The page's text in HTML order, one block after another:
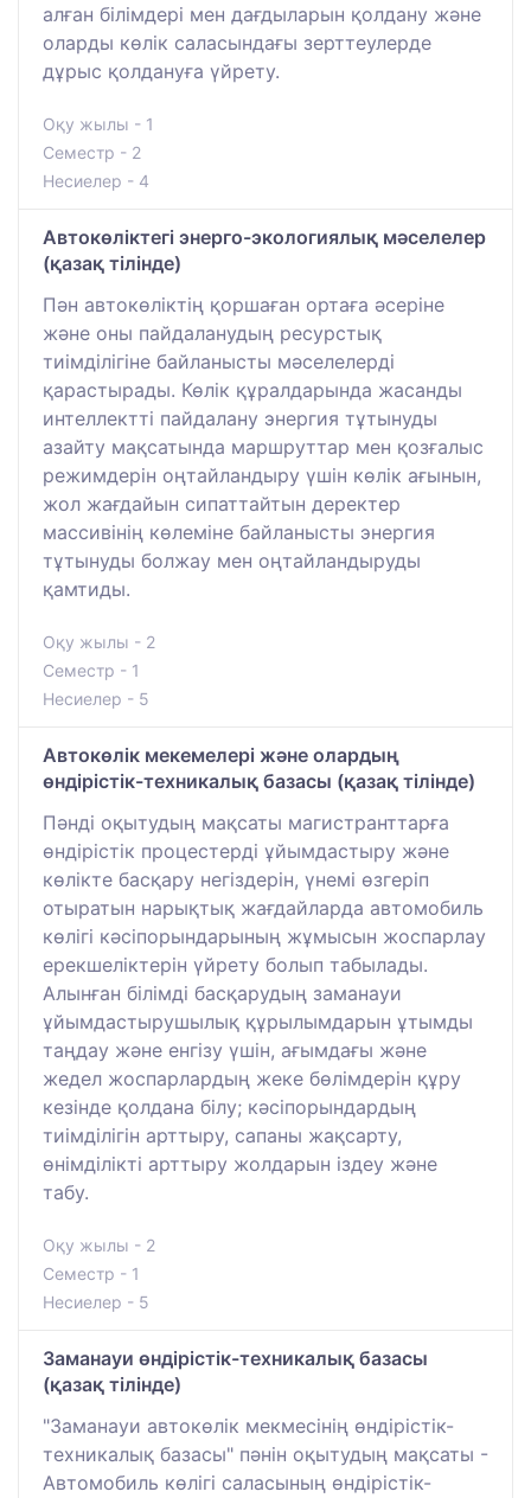
алған білімдері мен дағдыларын қолдану және
оларды көлік саласындағы зерттеулерде
дұрыс қолдануға үйрету.
Оқу жылы - 1
Семестр - 2
Несиелер - 4
Автокөліктегі энерго-экологиялық мәселелер
(қазақ тілінде)
Пән автокөліктің қоршаған ортаға әсеріне
және оны пайдаланудың ресурстық
тиімділігіне байланысты мәселелерді
қарастырады. Көлік құралдарында жасанды
интеллектті пайдалану энергия тұтынуды
азайту мақсатында маршруттар мен қозғалыс
режимдерін оңтайландыру үшін көлік ағынын,
жол жағдайын сипаттайтын деректер
массивінің көлеміне байланысты энергия
тұтынуды болжау мен оңтайландыруды
қамтиды.
Оқу жылы - 2
Семестр - 1
Несиелер - 5
Автокөлік мекемелері және олардың
өндірістік-техникалық базасы (қазақ тілінде)
Пәнді оқытудың мақсаты магистранттарға
өндірістік процестерді ұйымдастыру және
көлікте басқару негіздерін, үнемі өзгеріп
отыратын нарықтық жағдайларда автомобиль
көлігі кәсіпорындарының жұмысын жоспарлау
ерекшеліктерін үйрету болып табылады.
Алынған білімді басқарудың заманауи
ұйымдастырушылық құрылымдарын ұтымды
таңдау және енгізу үшін, ағымдағы және
жедел жоспарлардың жеке бөлімдерін құру
кезінде қолдана білу; кәсіпорындардың
тиімділігін арттыру, сапаны жақсарту,
өнімділікті арттыру жолдарын іздеу және
табу.
Оқу жылы - 2
Семестр - 1
Несиелер - 5
Заманауи өндірістік-техникалық базасы
(қазақ тілінде)
"Заманауи автокөлік мекмесінің өндірістік-
техникалық базасы" пәнін оқытудың мақсаты -
Автомобиль көлігі саласының өндірістік-